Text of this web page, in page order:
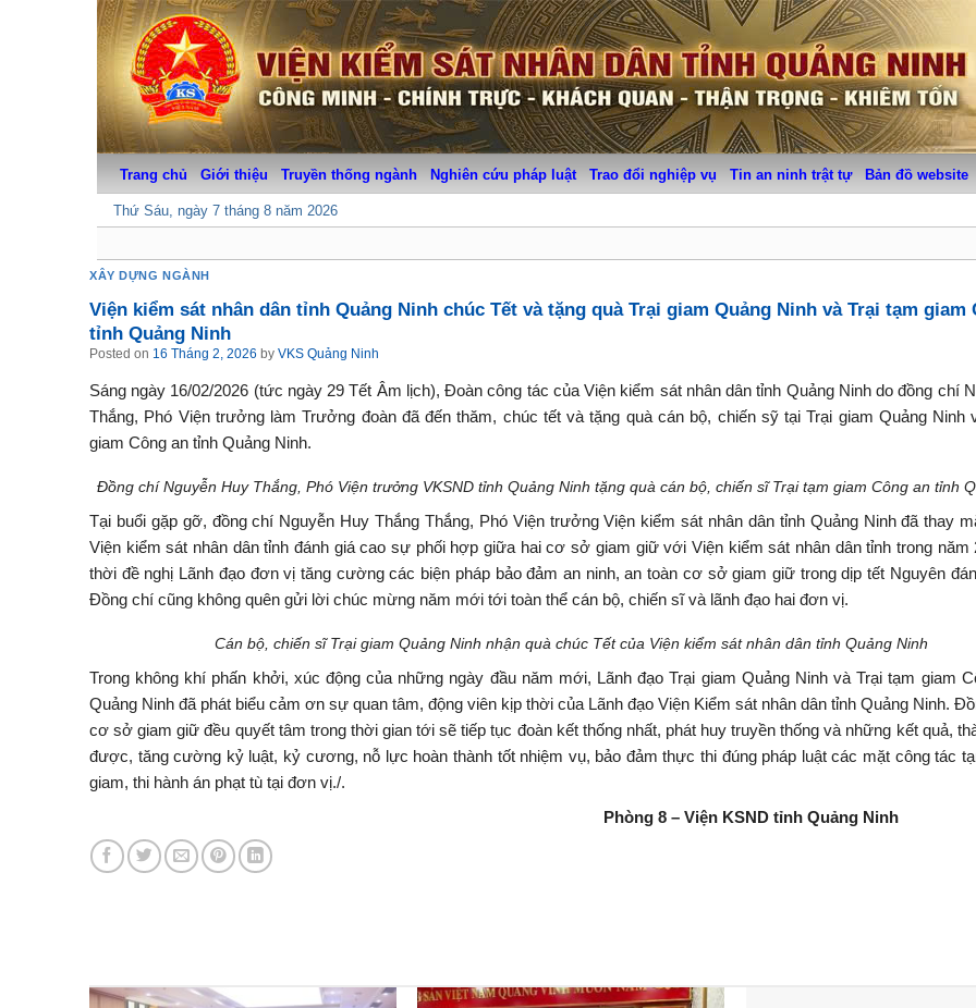
Trang chủ Giới thiệu Truyền thống ngành Nghiên cứu pháp luật Trao đổi nghiệp vụ Tin an ninh trật tự Bản đồ website
Thứ Sáu, ngày 7 tháng 8 năm 2026
XÂY DỰNG NGÀNH
Viện kiểm sát nhân dân tỉnh Quảng Ninh chúc Tết và tặng quà Trại giam Quảng Ninh và Trại tạm giam
tỉnh Quảng Ninh
Posted on 16 Tháng 2, 2026 by VKS Quảng Ninh
Sáng ngày 16/02/2026 (tức ngày 29 Tết Âm lịch), Đoàn công tác của Viện kiểm sát nhân dân tỉnh Quảng Ninh do đồng chí
Thắng, Phó Viện trưởng làm Trưởng đoàn đã đến thăm, chúc tết và tặng quà cán bộ, chiến sỹ tại Trại giam Quảng Ninh
giam Công an tỉnh Quảng Ninh.
Đồng chí Nguyễn Huy Thắng, Phó Viện trưởng VKSND tỉnh Quảng Ninh tặng quà cán bộ, chiến sĩ Trại tạm giam Công an tỉnh
Tại buổi gặp gỡ, đồng chí Nguyễn Huy Thắng Thắng, Phó Viện trưởng Viện kiểm sát nhân dân tỉnh Quảng Ninh đã thay
Viện kiểm sát nhân dân tỉnh đánh giá cao sự phối hợp giữa hai cơ sở giam giữ với Viện kiểm sát nhân dân tỉnh trong năm
thời đề nghị Lãnh đạo đơn vị tăng cường các biện pháp bảo đảm an ninh, an toàn cơ sở giam giữ trong dịp tết Nguyên
Đồng chí cũng không quên gửi lời chúc mừng năm mới tới toàn thể cán bộ, chiến sĩ và lãnh đạo hai đơn vị.
Cán bộ, chiến sĩ Trại giam Quảng Ninh nhận quà chúc Tết của Viện kiểm sát nhân dân tỉnh Quảng Ninh
Trong không khí phấn khởi, xúc động của những ngày đầu năm mới, Lãnh đạo Trại giam Quảng Ninh và Trại tạm giam
Quảng Ninh đã phát biểu cảm ơn sự quan tâm, động viên kịp thời của Lãnh đạo Viện Kiểm sát nhân dân tỉnh Quảng Ninh.
cơ sở giam giữ đều quyết tâm trong thời gian tới sẽ tiếp tục đoàn kết thống nhất, phát huy truyền thống và những kết quả,
được, tăng cường kỷ luật, kỷ cương, nỗ lực hoàn thành tốt nhiệm vụ, bảo đảm thực thi đúng pháp luật các mặt công tác
giam, thi hành án phạt tù tại đơn vị./.
Phòng 8 – Viện KSND tỉnh Quảng Ninh